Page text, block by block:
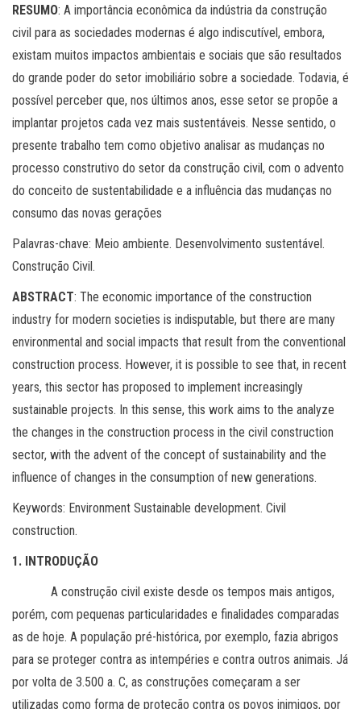
RESUMO: A importância econômica da indústria da construção
civil para as sociedades modernas é algo indiscutível, embora,
existam muitos impactos ambientais e sociais que são resultados
do grande poder do setor imobiliário sobre a sociedade. Todavia, é
possível perceber que, nos últimos anos, esse setor se propõe a
implantar projetos cada vez mais sustentáveis. Nesse sentido, o
presente trabalho tem como objetivo analisar as mudanças no
processo construtivo do setor da construção civil, com o advento
do conceito de sustentabilidade e a influência das mudanças no
consumo das novas gerações
Palavras-chave: Meio ambiente. Desenvolvimento sustentável.
Construção Civil.
ABSTRACT: The economic importance of the construction
industry for modern societies is indisputable, but there are many
environmental and social impacts that result from the conventional
construction process. However, it is possible to see that, in recent
years, this sector has proposed to implement increasingly
sustainable projects. In this sense, this work aims to the analyze
the changes in the construction process in the civil construction
sector, with the advent of the concept of sustainability and the
influence of changes in the consumption of new generations.
Keywords: Environment Sustainable development. Civil
construction.
1. INTRODUÇÃO
A construção civil existe desde os tempos mais antigos,
porém, com pequenas particularidades e finalidades comparadas
as de hoje. A população pré-histórica, por exemplo, fazia abrigos
para se proteger contra as intempéries e contra outros animais. Já
por volta de 3.500 a. C, as construções começaram a ser
utilizadas como forma de proteção contra os povos inimigos, por